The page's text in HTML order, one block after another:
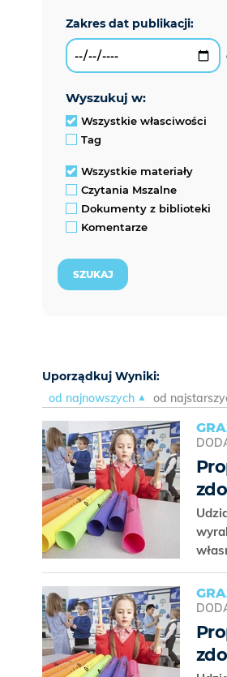
wyszukuj w:
Wszystkie własciwości
Tag
Wszystkie materiały
Czytania Mszalne
Dokumenty z biblioteki
Komentarze
Uporządkuj Wyniki:
od najnowszych
od